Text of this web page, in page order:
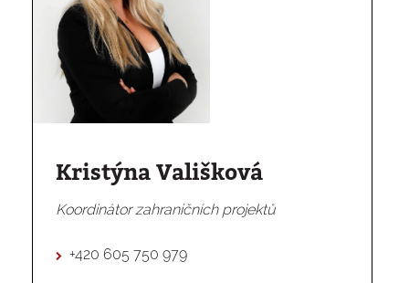
Kristýna Vališková
Koordinátor zahraničních projektů
+420 605 750 979